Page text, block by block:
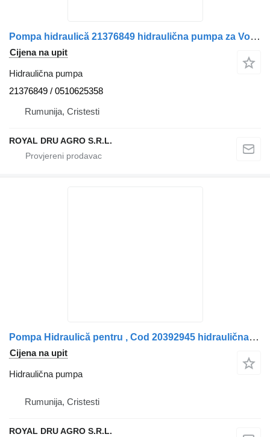
Pompa hidraulică 21376849 hidraulična pumpa za Volvo 21376849 0510625358 kamiona
Cijena na upit
Hidraulična pumpa
21376849 / 0510625358
Rumunija, Cristesti
ROYAL DRU AGRO S.R.L.
Pompa Hidraulică pentru , Cod 20392945 hidraulična pumpa za Volvo Volvo kamiona
Cijena na upit
Hidraulična pumpa
Rumunija, Cristesti
ROYAL DRU AGRO S.R.L.